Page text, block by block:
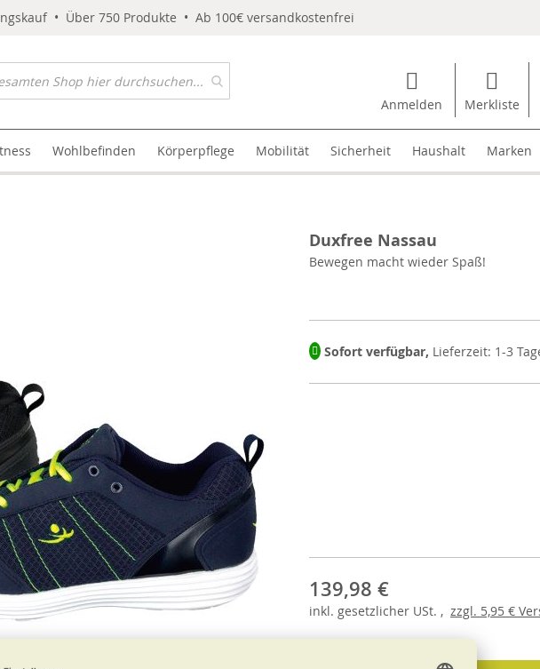
• Über 750 Produkte • Ab 100€ versandkostenfrei
Anmelden Merkliste
Wohlbefinden Körperpflege Mobilität Sicherheit Haushalt Marken
Duxfree Nassau
Bewegen macht wieder Spaß!
Sofort verfügbar, Lieferzeit: 1-3
139,98 €
inkl. gesetzlicher USt. , zzgl. 5,95 €